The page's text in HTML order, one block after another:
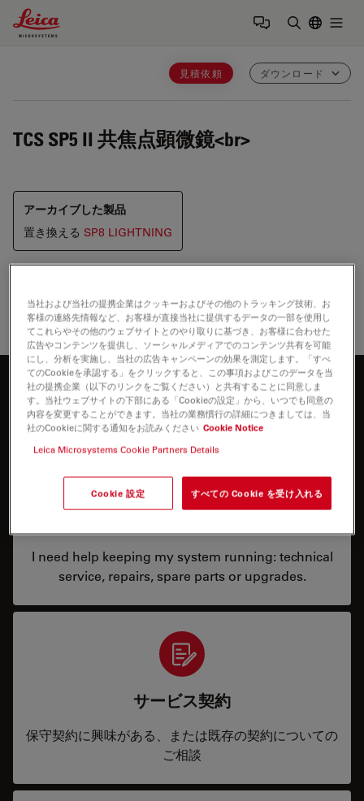
Leica Microsystems Logo
見積依頼 ダウンロード
TCS SP5 II 共焦点顕微鏡<br>
アーカイブした製品
置き換える SP8 LIGHTNING
お問合せ内容
I need help keeping my system running: technical
service, repairs, spare parts or upgrades.
サービス契約
保守契約に興味がある、または既存の契約についての
ご相談
当社および当社の提携企業はクッキーおよびその他のトラッキング技術、お
客様の連絡先情報など、お客様が直接当社に提供するデータの一部を使用し
てこれらやその他のウェブサイトとのやり取りに基づき、お客様に合わせた
広告やコンテンツを提供し、ソーシャルメディアでのコンテンツ共有を可能
にし、分析を実施し、当社の広告キャンペーンの効果を測定します。「すべ
てのCookieを承認する」をクリックすると、この事項およびこのデータを当
社の提携企業（以下のリンクをご覧ください）と共有することに同意しま
す。当社ウェブサイトの下部にある「Cookieの設定」から、いつでも同意の
内容を変更することができます。当社の業務慣行の詳細につきましては、当
社のCookieに関する通知をお読みください Cookie Notice
Leica Microsystems Cookie Partners Details
Cookie 設定 すべての Cookie を受け入れる